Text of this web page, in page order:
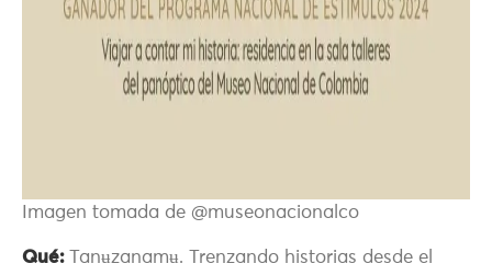
Imagen tomada de @museonacionalco
Qué:
Tanʉzanamʉ. Trenzando historias desde el